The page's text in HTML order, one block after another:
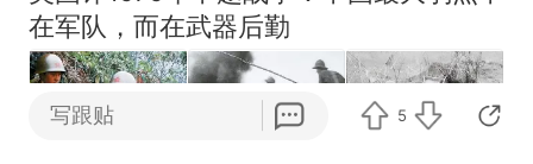
在军队，而在武器后勤
写跟贴 5